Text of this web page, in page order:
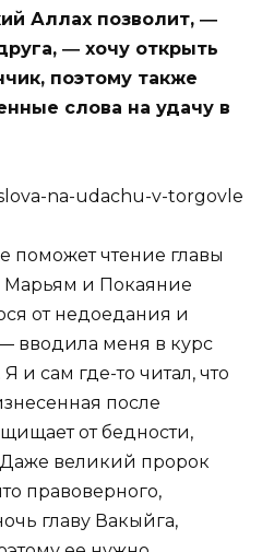
Аллах позволит, ―
― хочу открыть
поэтому также
слова на удачу в
поможет чтение главы
Марьям и Покаяние
от недоедания и
вводила меня в курс
и сам где-то читал, что
после
от бедности,
великий пророк
правоверного,
главу Вакыйга,